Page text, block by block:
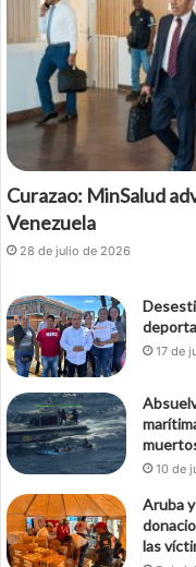
Curazao: MinSalud
Venezuela
28 de julio de 2026
17 de
10 de
Aruba
las